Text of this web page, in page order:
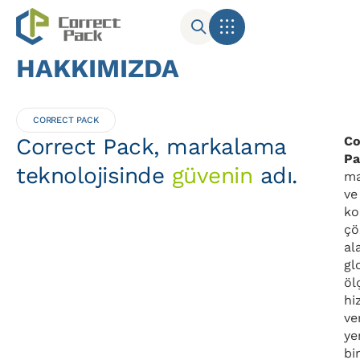
HAKKIMIZDA
CORRECT PACK
Correct Pack, markalama
teknolojisinde güvenin adı.
ve
bir